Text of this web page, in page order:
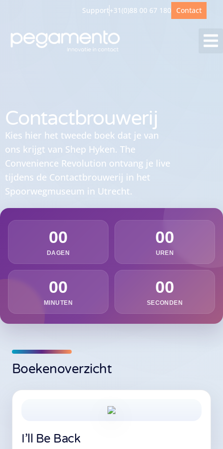
Support+31(0)88 00 67 180 Contact
Contactbrouwerij
Kies hier het tweede boek dat je van
ons krijgt van Shep Hyken. The
Convenience Revolution ontvang je live
tijdens de Contactbrouwerij in het
Spoorwegmuseum in Utrecht.
00
DAGEN
00
UREN
00
MINUTEN
00
SECONDEN
Boekenoverzicht
I’ll Be Back